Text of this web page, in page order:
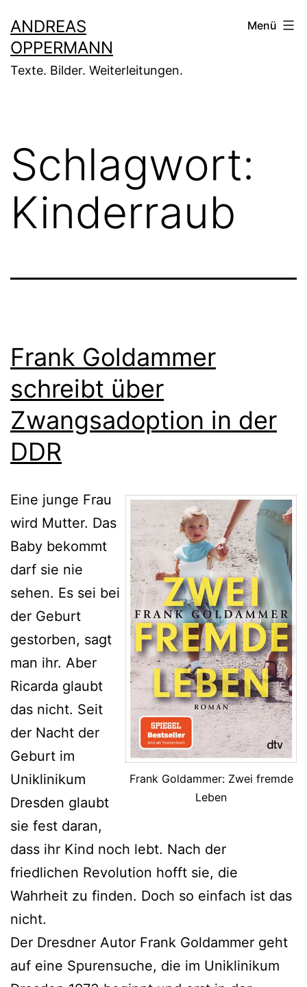
Inhalt
springen
ANDREAS
OPPERMANN
Texte. Bilder. Weiterleitungen.
Menü
Schlagwort:
Kinderraub
Frank Goldammer
schreibt über
Zwangsadoption in der
DDR
Frank Goldammer: Zwei fremde
Leben
Eine junge Frau
wird Mutter. Das
Baby bekommt
darf sie nie
sehen. Es sei bei
der Geburt
gestorben, sagt
man ihr. Aber
Ricarda glaubt
das nicht. Seit
der Nacht der
Geburt im
Uniklinikum
Dresden glaubt
sie fest daran,
dass ihr Kind noch lebt. Nach der
friedlichen Revolution hofft sie, die
Wahrheit zu finden. Doch so einfach ist das
nicht.
Der Dresdner Autor Frank Goldammer geht
auf eine Spurensuche, die im Uniklinikum